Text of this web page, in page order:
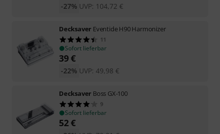
UVP: 104,72 €
-27%
Decksaver Eventide H90 Harmonizer
11
Sofort lieferbar
39€
UVP: 49,98 €
-22%
Decksaver Boss GX-100
9
Sofort lieferbar
52€